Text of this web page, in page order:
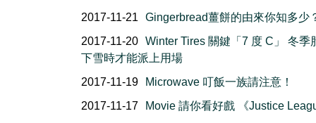
2017-11-21
Gingerbread薑餅的由來你知多少
2017-11-20 Winter Tires 關鍵「7 度 C」 冬季
下雪時才能派上用場
2017-11-19
Microwave 叮飯一族請注意！
2017-11-17
Movie 請你看好戲 《Justice